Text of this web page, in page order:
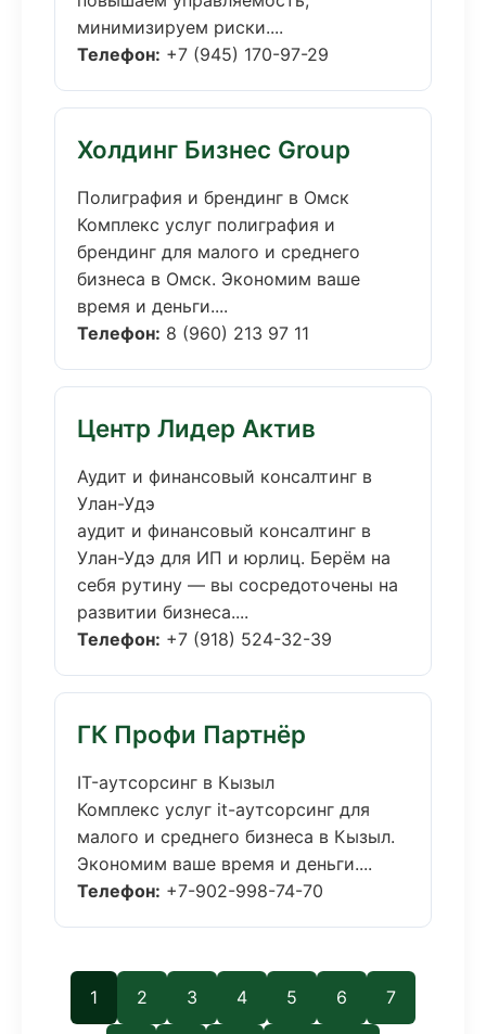
минимизируем риски....
Телефон: +7 (945) 170-97-29
Холдинг Бизнес Group
Полиграфия и брендинг в Омск
Комплекс услуг полиграфия и
брендинг для малого и среднего
бизнеса в Омск. Экономим ваше
время и деньги....
Телефон: 8 (960) 213 97 11
Центр Лидер Актив
Аудит и финансовый консалтинг в
Улан-Удэ
аудит и финансовый консалтинг в
Улан-Удэ для ИП и юрлиц. Берём на
себя рутину — вы сосредоточены на
развитии бизнеса....
Телефон: +7 (918) 524-32-39
ГК Профи Партнёр
IT-аутсорсинг в Кызыл
Комплекс услуг it-аутсорсинг для
малого и среднего бизнеса в Кызыл.
Экономим ваше время и деньги....
Телефон: +7-902-998-74-70
1 2 3 4 5 6 7